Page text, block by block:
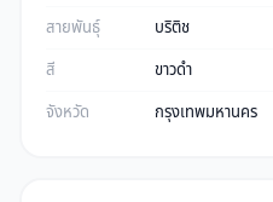
สายพันธุ์
บริติช
สี
ขาวดำ
จังหวัด
กรุงเทพมหานคร